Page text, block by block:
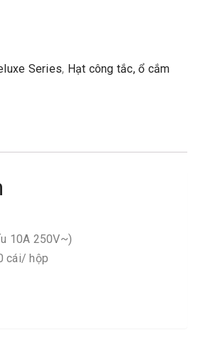
Series, Hạt công tắc, ổ cắm
10A 250V~)
cái/ hộp